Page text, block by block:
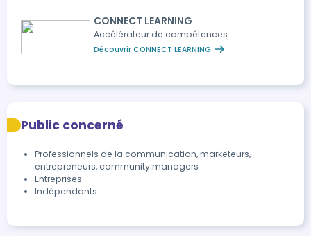
CONNECT LEARNING
Accélérateur de compétences
Découvrir CONNECT LEARNING
Public concerné
Professionnels de la communication, marketeurs,
entrepreneurs, community managers
Entreprises
Indépendants